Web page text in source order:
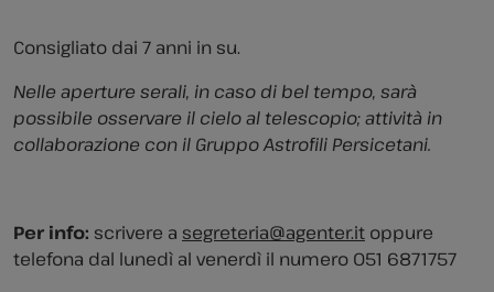
Consigliato dai 7 anni in su.
Nelle aperture serali, in caso di bel tempo, sarà
possibile osservare il cielo al telescopio; attività in
collaborazione con il Gruppo Astrofili Persicetani.
Per info: scrivere a segreteria@agenter.it oppure
telefona dal lunedì al venerdì il numero 051 6871757